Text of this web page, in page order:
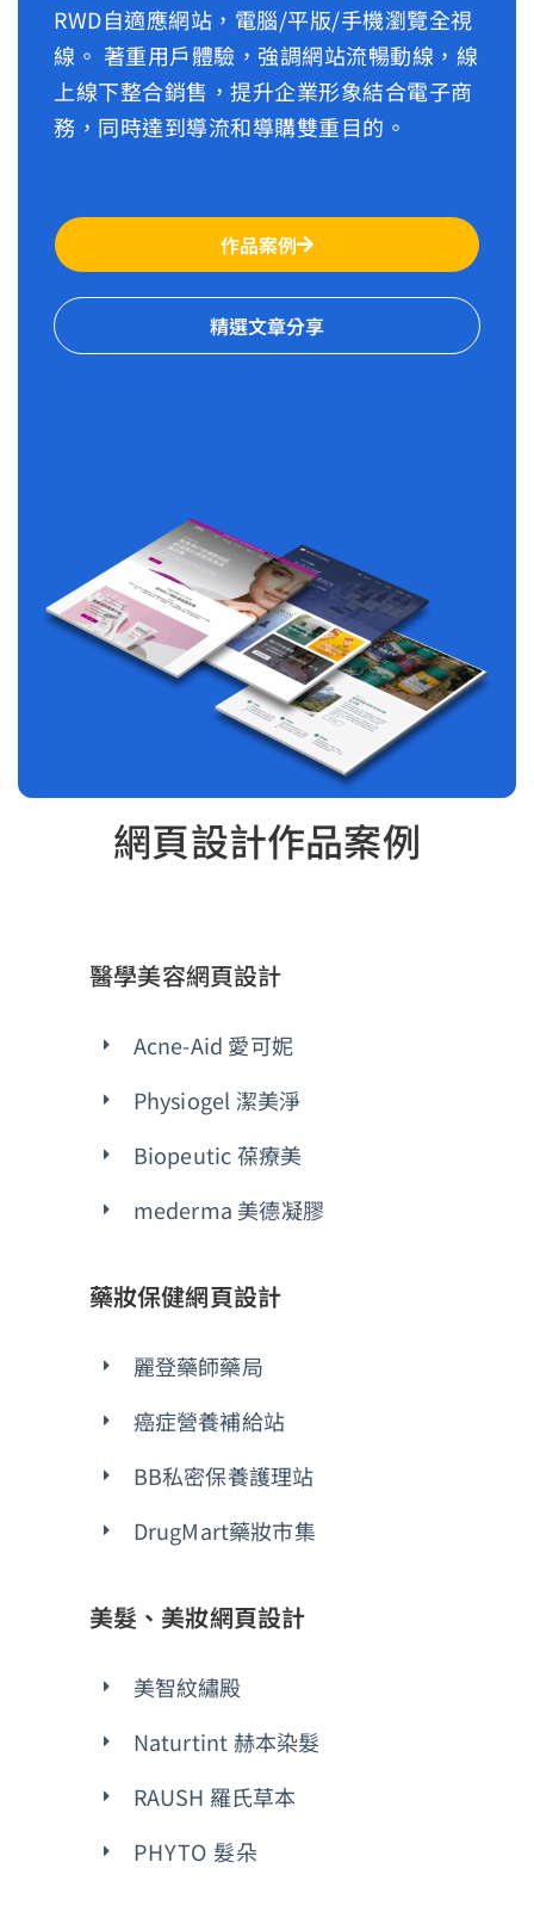
RWD自適應網站，電腦/平版/手機瀏覽全視
線。 著重用戶體驗，強調網站流暢動線，線
上線下整合銷售，提升企業形象結合電子商
務，同時達到導流和導購雙重目的。
作品案例
精選文章分享
網頁設計作品案例
醫學美容網頁設計
Acne-Aid 愛可妮
Physiogel 潔美淨
Biopeutic 葆療美
mederma 美德凝膠
藥妝保健網頁設計
麗登藥師藥局
癌症營養補給站
BB私密保養護理站
DrugMart藥妝市集
美髮、美妝網頁設計
美智紋繡殿
Naturtint 赫本染髮
RAUSH 羅氏草本
PHYTO 髮朵